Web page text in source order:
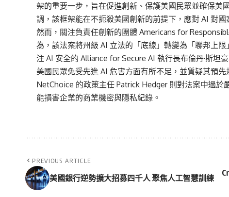
架的重要一步，旨在促進創新、保護美國民眾並確保美
調，該框架能在不扼殺美國創新的前提下，應對 AI 對
然而，關注負責任創新的團體 Americans for
為，該法案將州級 AI 立法的「底線」轉變為「聯邦上
注 AI 安全的 Alliance for Secure AI 執行長布倫丹·斯坦
美國民眾免受先進 AI 危害方面有所不足，並質疑其預
NetChoice 的政策主任 Patrick Hedger 則對法案中過
能損害企業的商業機密與隱私紀錄。
PREVIOUS ARTICLE
美國銀行逆勢擴大招募四千人 聚焦人工智慧訓練